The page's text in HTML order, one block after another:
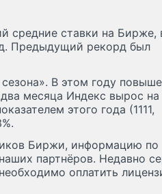
средние ставки на Бирже,
Предыдущий рекорд был
В этом году
месяца Индекс вырос на
этого года (1111,
Биржи, информацию по
партнёров. Недавно
оплатить